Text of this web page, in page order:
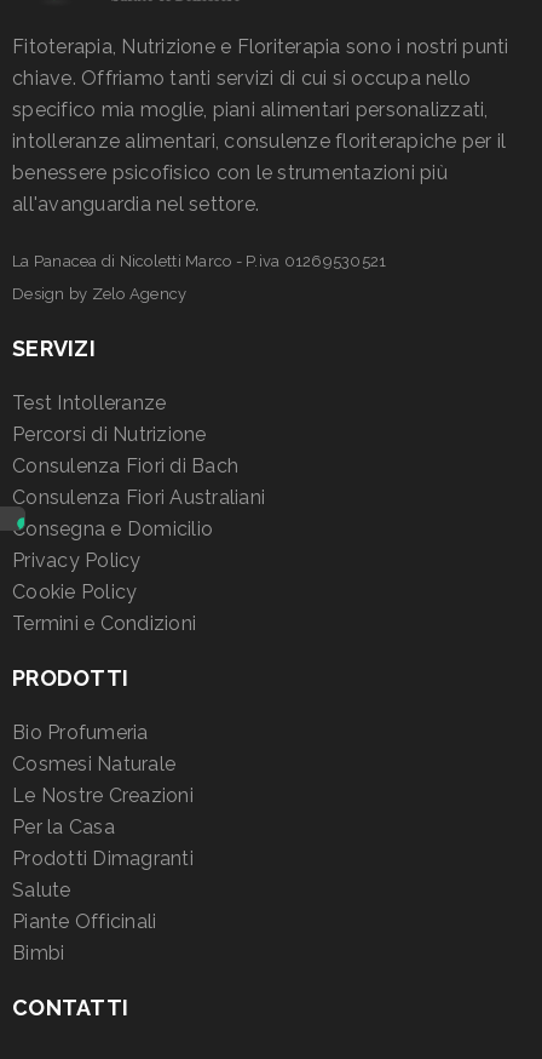
Fitoterapia, Nutrizione e Floriterapia sono i nostri punti
chiave. Offriamo tanti servizi di cui si occupa nello
specifico mia moglie, piani alimentari personalizzati,
intolleranze alimentari, consulenze floriterapiche per il
benessere psicofisico con le strumentazioni più
all'avanguardia nel settore.
La Panacea di Nicoletti Marco - P.iva 01269530521
Design by Zelo Agency
SERVIZI
Test Intolleranze
Percorsi di Nutrizione
Consulenza Fiori di Bach
Consulenza Fiori Australiani
Consegna e Domicilio
Privacy Policy
Cookie Policy
Termini e Condizioni
PRODOTTI
Bio Profumeria
Cosmesi Naturale
Le Nostre Creazioni
Per la Casa
Prodotti Dimagranti
Salute
Piante Officinali
Bimbi
CONTATTI